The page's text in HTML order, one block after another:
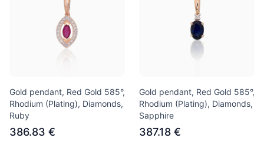
Gold pendant, Red Gold 585°,
Rhodium (Plating), Diamonds,
Ruby
386.83 €
Gold pendant, Red Gold 585°,
Rhodium (Plating), Diamonds,
Sapphire
387.18 €